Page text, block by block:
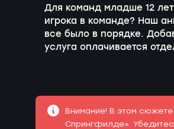
Для команд младше 12
игрока в команде? Наш
все было в порядке.
услуга оплачивается
Внимание! В этом
Спрингфилде».